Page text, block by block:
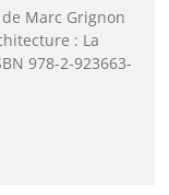
Marc Grignon
: La
978-2-923663-